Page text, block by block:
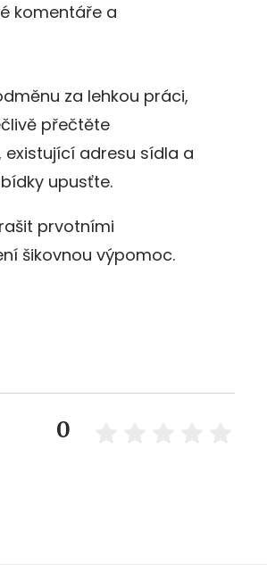
komentáře a
za lehkou práci,
přečtěte
existující adresu sídla a
upusťte.
prvotními
šikovnou výpomoc.
0